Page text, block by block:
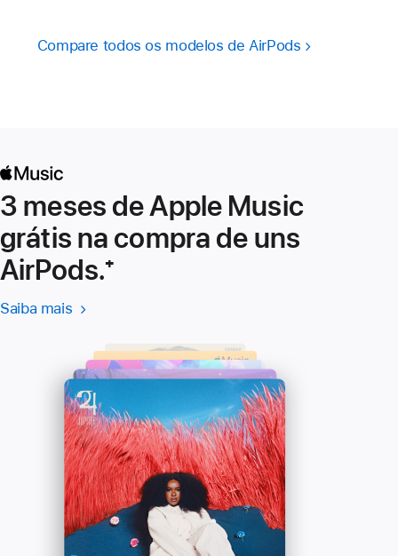
Compare todos os modelos de AirPods
3 meses de Apple Music
grátis na compra de uns
AirPods.Nota
⁺
Saiba mais Saiba
Apple
Music
(abre
nova
janela)